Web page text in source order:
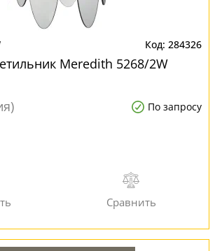
284326
Meredith 5268/2W
По запросу